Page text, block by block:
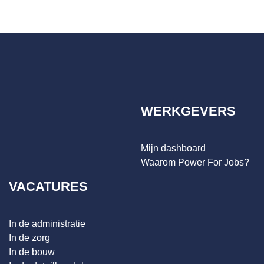
WERKGEVERS
Mijn dashboard
Waarom Power For Jobs?
VACATURES
In de administratie
In de zorg
In de bouw